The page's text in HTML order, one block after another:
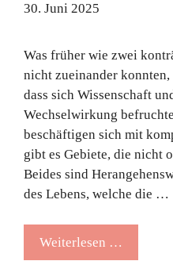
30. Juni 2025
Was früher wie zwei
nicht zueinander
dass sich Wissenschaft
Wechselwirkung
beschäftigen sich mit
gibt es Gebiete, die nicht
Beides sind
des Lebens, welche die …
Weiterlesen …